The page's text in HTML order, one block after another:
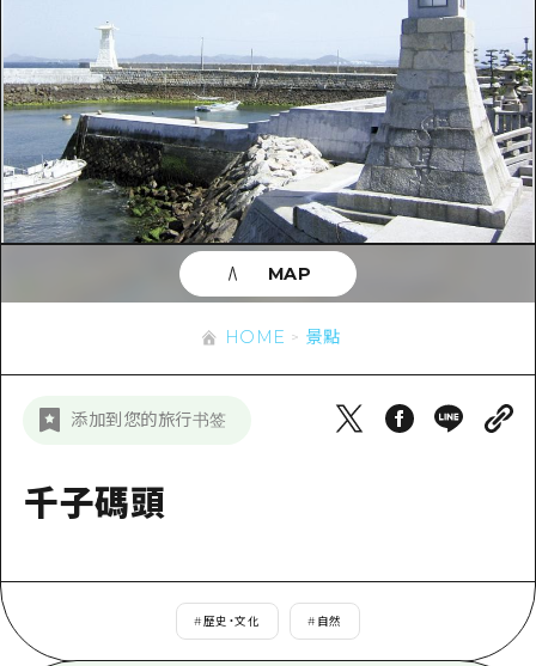
列表
推薦
藝術
活動·廟會
美食·酒水
騎自行車
夜晚生活
世界遺產
標準
歷史·文化
推薦行程
列表
Dive! Hiroshima 官方向導
廣島隨意旅行
廣島市內
美北
短途旅行
半天
景點
列表
廣島市內
安芸
答對了
美北
藝北
東山口
島根
活動
即時訊息
有用的信息
輔助流量摘要
超值遊覽門票
行李寄存及運送服務
新聞
HOME 景點
添加到您的旅行书签
千子碼頭
#歷史・文化 # 自然
MAP